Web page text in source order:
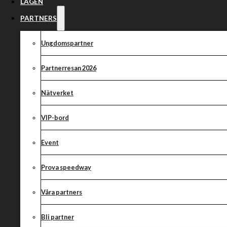
PARTNERS
Ungdomspartner
Partnerresan 2026
Nätverket
VIP-bord
Event
Prova speedway
Våra partners
Bli partner
novmeber
Glottra Skog Arena måndag 4 november kl 18:00.
Dagens agenda:
Öppnande av möte
Lägesrapport ifrån styrelsen
Marknad & Event
Ungdom